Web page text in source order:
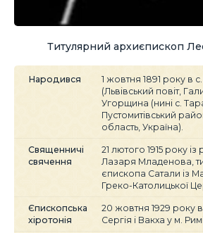
Титулярний архиєпископ
Народився
1 жовтня 1891 року в
(Львівський повіт,
Угорщина (нині с.
Пустомитівський
область, Україна).
Священничі
свячення
21 лютого 1915 року
Лазаря Младенова,
єпископа Сатали із
Греко-Католицької
Єпископська
хіротонія
20 жовтня 1929 року в
Сергія і Вакха у м. Римі